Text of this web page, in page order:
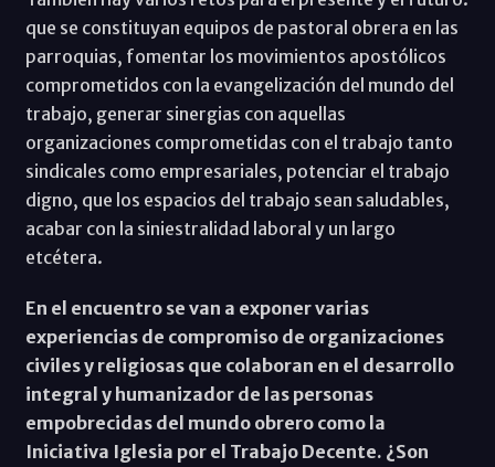
que se constituyan equipos de pastoral obrera en las
parroquias, fomentar los movimientos apostólicos
comprometidos con la evangelización del mundo del
trabajo, generar sinergias con aquellas
organizaciones comprometidas con el trabajo tanto
sindicales como empresariales, potenciar el trabajo
digno, que los espacios del trabajo sean saludables,
acabar con la siniestralidad laboral y un largo
etcétera.
En el encuentro se van a exponer varias
experiencias de compromiso de organizaciones
civiles y religiosas que colaboran en el desarrollo
integral y humanizador de las personas
empobrecidas del mundo obrero como la
Iniciativa Iglesia por el Trabajo Decente. ¿Son